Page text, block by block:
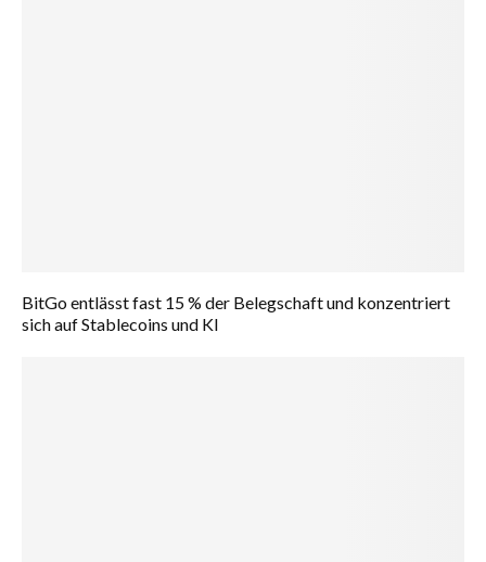
BitGo entlässt fast 15 % der Belegschaft und konzentriert
sich auf Stablecoins und KI